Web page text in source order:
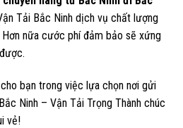
Tải Bắc Ninh dịch vụ chất lượng
nữa cước phí đảm bảo sẽ xứng
bạn trong việc lựa chọn nơi gửi
Ninh – Vận Tải Trọng Thành chúc
vẻ!